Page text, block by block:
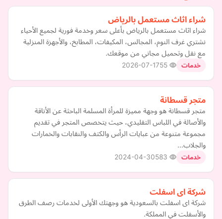
شراء اثاث مستعمل بالرياض
شراء اثاث مستعمل بالرياض بأعلى سعر وخدمة فورية لجميع الأحياء
نشتري غرف النوم، المجالس، المكيفات، المطابخ، والأجهزة المنزلية
مع نقل وتحميل مجاني من موقعك.
خدمات 2026-07-17
متجر قسطانة
متجر قسطانة هو وجهة مميزة للمرأة المسلمة الباحثة عن الأناقة
والأصالة في اللباس التقليدي، حيث يتخصص المتجر في تقديم
مجموعة متنوعة من عبايات الرأس والكتف والنقابات والخمارات
والجلاب…
خدمات 2024-04-30
شركة اى اسفلت
شركة اى اسفلت بالسعودية هو وجهتك الأولى لخدمات رصف الطرق
والأسفلت في المملكة.